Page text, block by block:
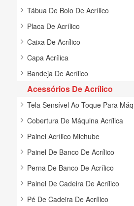
Tábua De Bolo De Acrílico
Placa De Acrílico
Caixa De Acrílico
Capa Acrílica
Bandeja De Acrílico
Acessórios De Acrílico
Tela Sensível Ao Toque Para
Cobertura De Máquina Acrílica
Painel Acrílico Michube
Painel De Banco De Acrílico
Perna De Banco De Acrílico
Painel De Cadeira De Acrílico
Pé De Cadeira De Acrílico